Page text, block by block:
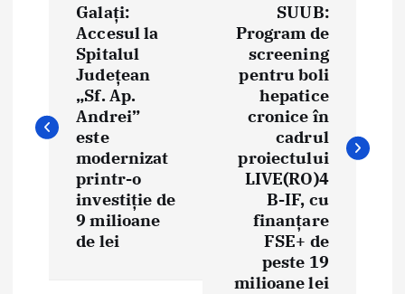
n
Galați:
Accesul la
Spitalul
Județean
„Sf. Ap.
Andrei”
este
modernizat
printr-o
investiție de
9 milioane
de lei
SUUB:
Program de
screening
pentru boli
hepatice
cronice în
cadrul
proiectului
LIVE(RO)4
B-IF, cu
finanțare
FSE+ de
peste 19
milioane lei